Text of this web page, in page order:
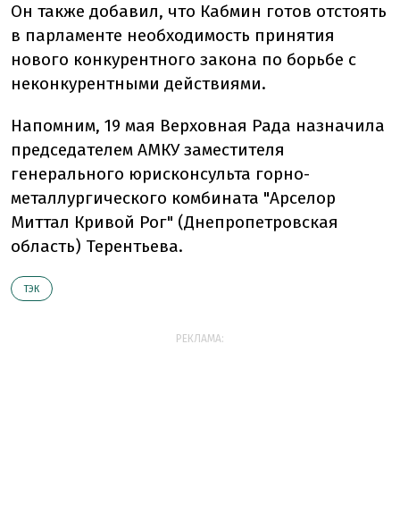
Он также добавил, что Кабмин готов отстоять
в парламенте необходимость принятия
нового конкурентного закона по борьбе с
неконкурентными действиями.
Напомним, 19 мая Верховная Рада назначила
председателем АМКУ заместителя
генерального юрисконсульта горно-
металлургического комбината "Арселор
Миттал Кривой Рог" (Днепропетровская
область) Терентьева.
ТЭК
РЕКЛАМА: